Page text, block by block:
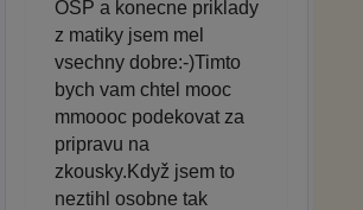
OSP a konecne priklady
z matiky jsem mel
vsechny dobre:-)Timto
bych vam chtel mooc
mmoooc podekovat za
pripravu na
zkousky.Když jsem to
neztihl osobne tak